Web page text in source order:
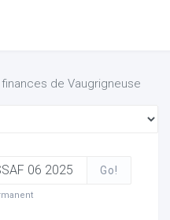
de Vaugrigneuse
Go!